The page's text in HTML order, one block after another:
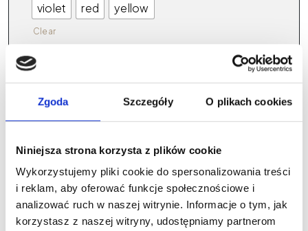
Zgoda Szczegóły O plikach cookies
Niniejsza strona korzysta z plików cookie
Wykorzystujemy pliki cookie do spersonalizowania treści
i reklam, aby oferować funkcje społecznościowe i
analizować ruch w naszej witrynie. Informacje o tym, jak
korzystasz z naszej witryny, udostępniamy partnerom
violet
red yellow
Clear
New on our blog